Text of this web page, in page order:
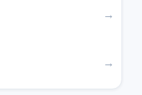
→
→